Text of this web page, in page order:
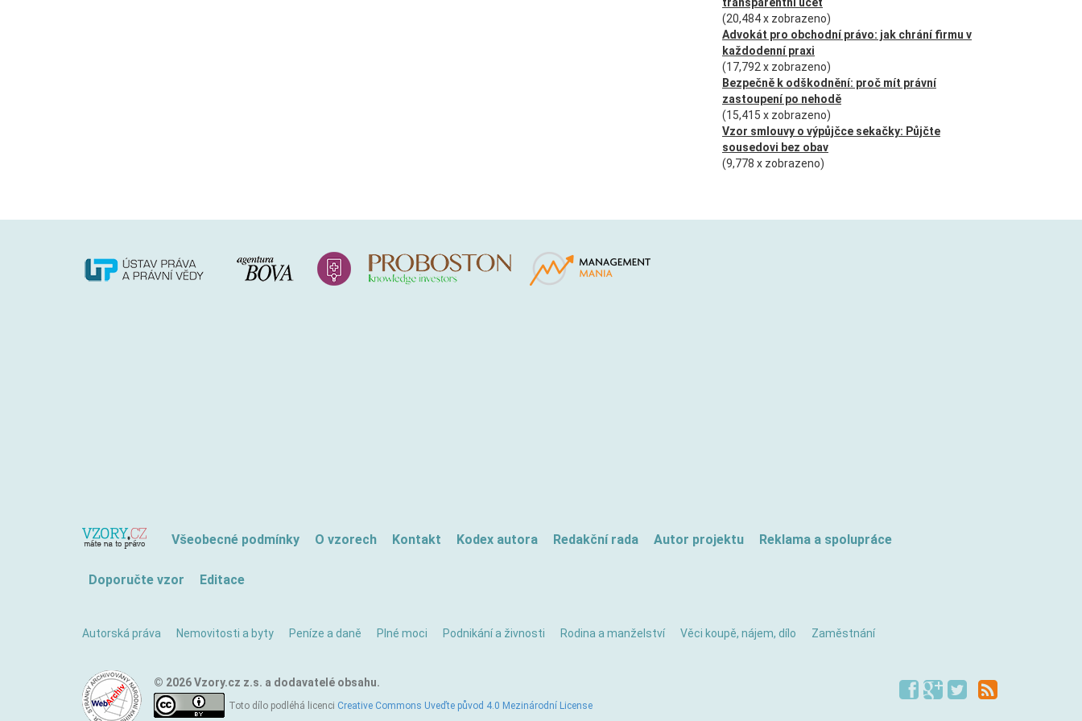
(20,484 x zobrazeno)
Advokát pro obchodní právo: jak chrání firmu v
každodenní praxi
(17,792 x zobrazeno)
Bezpečně k odškodnění: proč mít právní
zastoupení po nehodě
(15,415 x zobrazeno)
Vzor smlouvy o výpůjčce sekačky: Půjčte
sousedovi bez obav
(9,778 x zobrazeno)
Všeobecné podmínky O vzorech Kontakt Kodex autora Redakční rada Autor projektu Reklama a spolupráce
Doporučte vzor Editace
Autorská práva Nemovitosti a byty Peníze a daně Plné moci Podnikání a živnosti Rodina a manželství Věci koupě, nájem, dílo Zaměstnání
© 2026 Vzory.cz z.s. a dodavatelé obsahu.
Toto dílo podléhá licenci Creative Commons Uveďte původ 4.0 Mezinárodní License